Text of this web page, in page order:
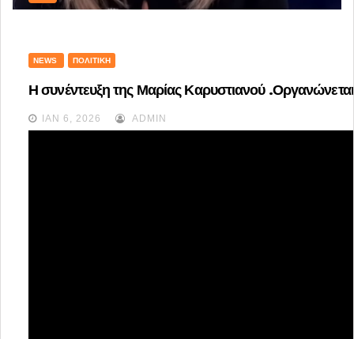
NEWS ΠΟΛΙΤΙΚΉ
Η συνέντευξη της Μαρίας Καρυστιανού
ΙΑΝ 6, 2026 ADMIN